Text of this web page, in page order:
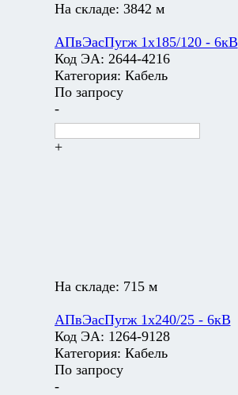
На складе: 3842 м
АПвЭасПугж 1х185/120 - 6кВ
Код ЭА: 2644-4216
Категория: Кабель
По запросу
-
+
На складе: 715 м
АПвЭасПугж 1х240/25 - 6кВ
Код ЭА: 1264-9128
Категория: Кабель
По запросу
-